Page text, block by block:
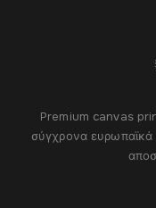
Premium canvas
σύγχρονα ευρωπαϊκά